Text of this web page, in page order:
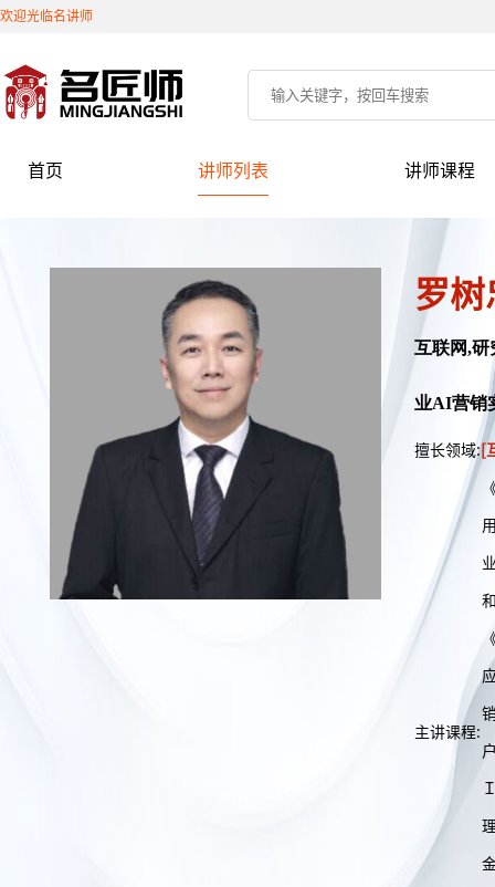
欢迎光临名讲师
首页 讲师列表 讲师课程
罗树
互联网,研
业AI营销
擅长领域: [
主讲课程: